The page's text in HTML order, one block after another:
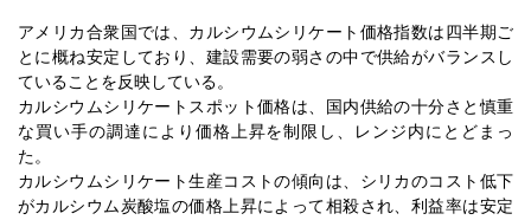
アメリカ合衆国では、カルシウムシリケート価格指数は四半期ご
とに概ね安定しており、建設需要の弱さの中で供給がバランスし
ていることを反映している。
カルシウムシリケートスポット価格は、国内供給の十分さと慎重
な買い手の調達により価格上昇を制限し、レンジ内にとどまっ
た。
カルシウムシリケート生産コストの傾向は、シリカのコスト低下
がカルシウム炭酸塩の価格上昇によって相殺され、利益率は安定